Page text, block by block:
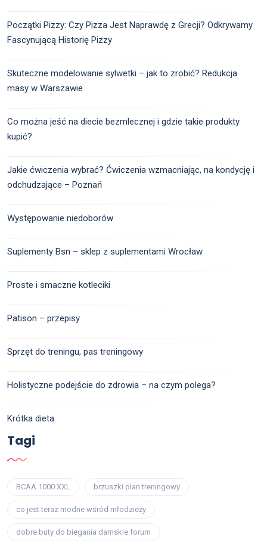
Początki Pizzy: Czy Pizza Jest Naprawdę z Grecji? Odkrywamy
Fascynującą Historię Pizzy
Skuteczne modelowanie sylwetki – jak to zrobić? Redukcja
masy w Warszawie
Co można jeść na diecie bezmlecznej i gdzie takie produkty
kupić?
Jakie ćwiczenia wybrać? Ćwiczenia wzmacniając, na kondycję i
odchudzające – Poznań
Występowanie niedoborów
Suplementy Bsn – sklep z suplementami Wrocław
Proste i smaczne kotleciki
Patison – przepisy
Sprzęt do treningu, pas treningowy
Holistyczne podejście do zdrowia – na czym polega?
Krótka dieta
Tagi
BCAA 1000 XXL brzuszki plan treningowy
co jest teraz modne wśród młodzieży
dobre buty do biegania damskie forum